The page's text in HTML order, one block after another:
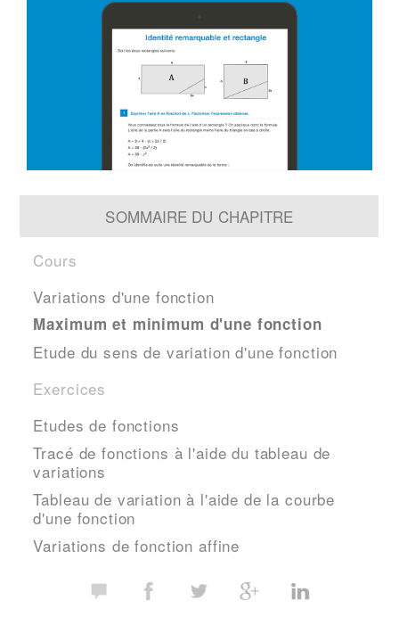
SOMMAIRE DU CHAPITRE
Cours
Variations d'une fonction
Maximum et minimum d'une fonction
Etude du sens de variation d'une fonction
Exercices
Etudes de fonctions
Tracé de fonctions à l'aide du tableau de
variations
Tableau de variation à l'aide de la courbe
d'une fonction
Variations de fonction affine